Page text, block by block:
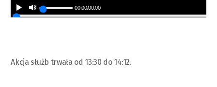
00:00/00:00
Akcja służb trwała od 13:30 do 14:12.